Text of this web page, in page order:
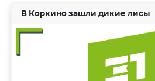
В Коркино зашли дикие лисы